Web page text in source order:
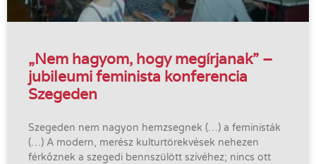
„Nem hagyom, hogy megírjanak” –
jubileumi feminista konferencia
Szegeden
Szegeden nem nagyon hemzsegnek (…) a feministák
(…) A modern, merész kulturtörekvések nehezen
férkőznek a szegedi bennszülött szívéhez; nincs ott